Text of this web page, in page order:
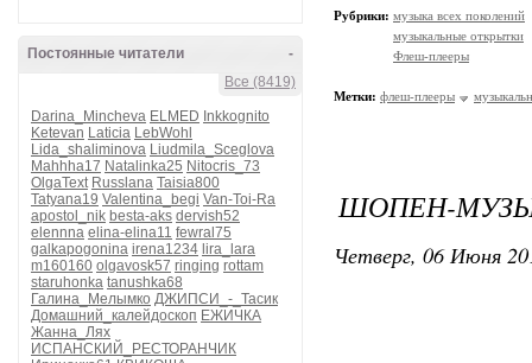
-
Постоянные читатели
Все (8419)
Darina_Mincheva ELMED Inkkognito
Ketevan Laticia LebWohl
Lida_shaliminova Liudmila_Sceglova
Mahhha17 Natalinka25 Nitocris_73
OlgaText Russlana Taisia800
Tatyana19 Valentina_begi Van-Toi-Ra
apostol_nik besta-aks dervish52
elennna elina-elina11 fewral75
galkapogonina irena1234 lira_lara
m160160 olgavosk57 ringing rottam
staruhonka tanushka68
Галина_Мелымко ДЖИПСИ_-_Тасик
Домашний_калейдоскоп ЕЖИЧКА
Жанна_Лях
ИСПАНСКИЙ_РЕСТОРАНЧИК
Рубрики: музыка всех поколений
музыкальные открытки
Флеш-плееры
Метки: флеш-плееры
ШОПЕН-
Четверг, 06 Июня